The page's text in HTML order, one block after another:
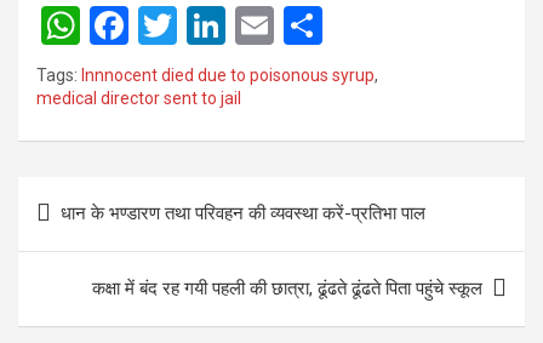
W
h
at
s
p
p
F
a
ce
b
o
k
T
wi
tt
er
Li
n
ke
dI
E
m h
e
Tags: Innnocent died due to poisonous syrup,
medical director sent to jail
navigation
धान के भण्डारण तथा परिवहन की व्यवस्था करें-प्रतिभा पाल
कक्षा में बंद रह गयी पहली की छात्रा, ढूंढते ढूंढते पिता पहुंचे स्कूल